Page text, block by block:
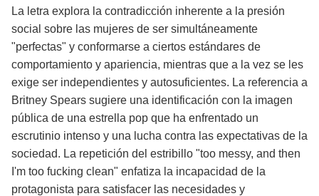
La letra explora la contradicción inherente a la presión
social sobre las mujeres de ser simultáneamente
"perfectas" y conformarse a ciertos estándares de
comportamiento y apariencia, mientras que a la vez se les
exige ser independientes y autosuficientes. La referencia a
Britney Spears sugiere una identificación con la imagen
pública de una estrella pop que ha enfrentado un
escrutinio intenso y una lucha contra las expectativas de la
sociedad. La repetición del estribillo "too messy, and then
I'm too fucking clean" enfatiza la incapacidad de la
protagonista para satisfacer las necesidades y